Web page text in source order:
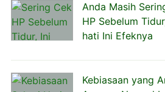
Anda Masih
HP Sebelum
hati Ini Efeknya
Kebiasaan yang